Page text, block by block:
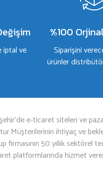
iptal ve
%100
Siparişini
ürünler
e-ticaret siteleri ve
ihtiyaç ve
firmasının 50 yıllık
platformlarında hizmet